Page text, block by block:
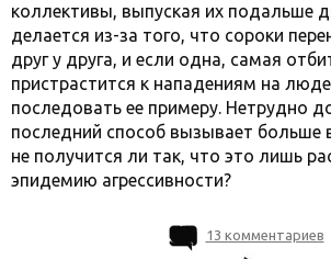
коллективы, выпуская их подальше
делается из-за того, что сороки
друг у друга, и если одна, самая
пристрастится к нападениям на
последовать ее примеру. Нетрудно
последний способ вызывает больше
не получится ли так, что это лишь
эпидемию агрессивности?
13 комментариев